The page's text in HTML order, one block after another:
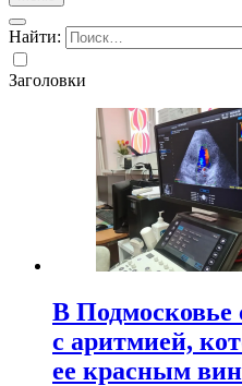
Найти:
Заголовки
В Подмосковье
с аритмией,
ее красным